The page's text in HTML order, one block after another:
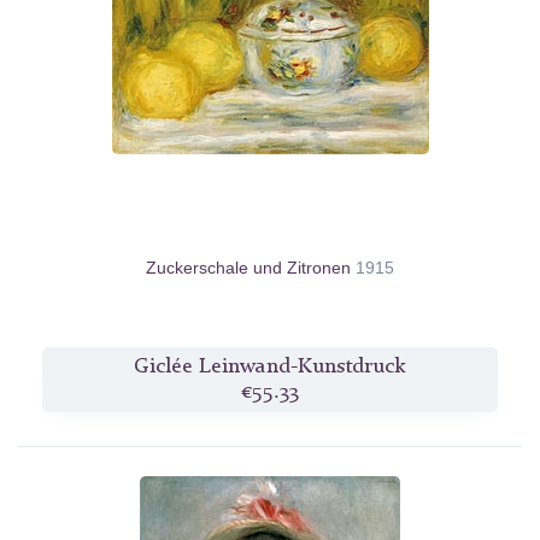
Zuckerschale und Zitronen 1915
Giclée Leinwand-Kunstdruck
€55.33